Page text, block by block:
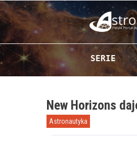
Przejdź do
SERIE
New Horizons
Astronautyka